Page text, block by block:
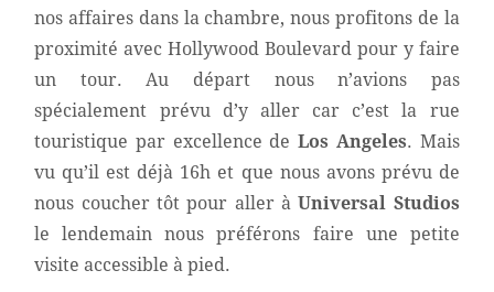
nos affaires dans la chambre, nous profitons de la
proximité avec Hollywood Boulevard pour y faire
un tour. Au départ nous n’avions pas
spécialement prévu d’y aller car c’est la rue
touristique par excellence deLos Angeles. Mais
vu qu’il est déjà 16h et que nous avons prévu de
nous coucher tôt pour aller àUniversal Studios
le lendemain nous préférons faire une petite
visite accessible à pied.